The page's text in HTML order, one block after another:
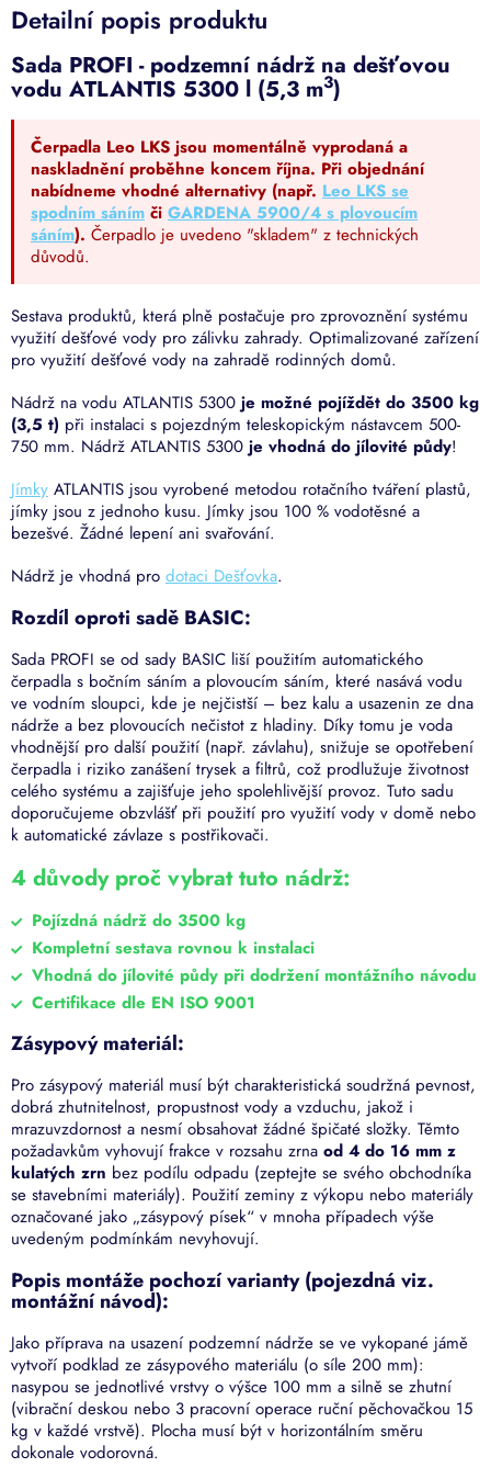
Detailní popis produktu
Sada PROFI - podzemní nádrž na dešťovou
vodu ATLANTIS 5300 l (5,3 m3)
Čerpadla Leo LKS jsou momentálně vyprodaná a
naskladnění proběhne koncem října. Při objednání
nabídneme vhodné alternativy (např. Leo LKS se
spodním sáním či GARDENA 5900/4 s plovoucím
sáním). Čerpadlo je uvedeno "skladem" z technických
důvodů.
Sestava produktů, která plně postačuje pro zprovoznění systému
využití dešťové vody pro zálivku zahrady. Optimalizované zařízení
pro využití dešťové vody na zahradě rodinných domů.
Nádrž na vodu ATLANTIS 5300 je možné pojíždět do 3500 kg
(3,5 t) při instalaci s pojezdným teleskopickým nástavcem 500-
750 mm. Nádrž ATLANTIS 5300 je vhodná do jílovité půdy!
Jímky ATLANTIS jsou vyrobené metodou rotačního tváření plastů,
jímky jsou z jednoho kusu. Jímky jsou 100 % vodotěsné a
bezešvé. Žádné lepení ani svařování.
Nádrž je vhodná pro dotaci Dešťovka.
Rozdíl oproti sadě BASIC:
Sada PROFI se od sady BASIC liší použitím automatického
čerpadla s bočním sáním a plovoucím sáním, které nasává vodu
ve vodním sloupci, kde je nejčistší – bez kalu a usazenin ze dna
nádrže a bez plovoucích nečistot z hladiny. Díky tomu je voda
vhodnější pro další použití (např. závlahu), snižuje se opotřebení
čerpadla i riziko zanášení trysek a filtrů, což prodlužuje životnost
celého systému a zajišťuje jeho spolehlivější provoz. Tuto sadu
doporučujeme obzvlášť při použití pro využití vody v domě nebo
k automatické závlaze s postřikovači.
4 důvody proč vybrat tuto nádrž:
Pojízdná nádrž do 3500 kg
Kompletní sestava rovnou k instalaci
Vhodná do jílovité půdy při dodržení montážního návodu
Certifikace dle EN ISO 9001
Zásypový materiál:
Pro zásypový materiál musí být charakteristická soudržná pevnost,
dobrá zhutnitelnost, propustnost vody a vzduchu, jakož i
mrazuvzdornost a nesmí obsahovat žádné špičaté složky. Těmto
požadavkům vyhovují frakce v rozsahu zrna od 4 do 16 mm z
kulatých zrn bez podílu odpadu (zeptejte se svého obchodníka
se stavebními materiály). Použití zeminy z výkopu nebo materiály
označované jako „zásypový písek“ v mnoha případech výše
uvedeným podmínkám nevyhovují.
Popis montáže pochozí varianty (pojezdná viz.
montážní návod):
Jako příprava na usazení podzemní nádrže se ve vykopané jámě
vytvoří podklad ze zásypového materiálu (o síle 200 mm):
nasypou se jednotlivé vrstvy o výšce 100 mm a silně se zhutní
(vibrační deskou nebo 3 pracovní operace ruční pěchovačkou 15
kg v každé vrstvě). Plocha musí být v horizontálním směru
dokonale vodorovná.